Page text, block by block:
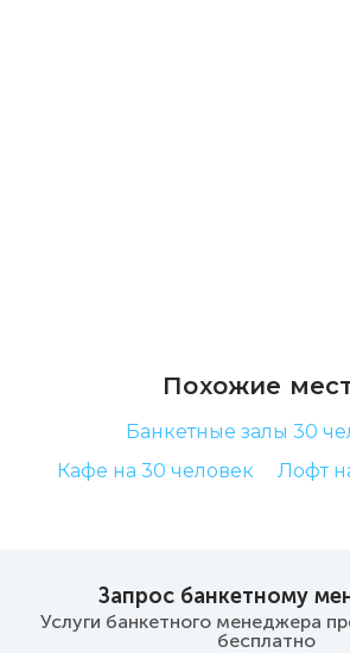
Похожие
Банкетные залы 30
Кафе на 30 человек
Лофт
Запрос банкетному
Услуги банкетного менеджера
бесплатно